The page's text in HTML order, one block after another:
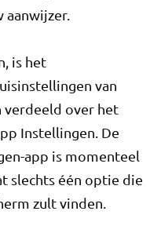
aanwijzer.
is het
van
verdeeld over het
Instellingen. De
app is momenteel
slechts één optie die
zult vinden.